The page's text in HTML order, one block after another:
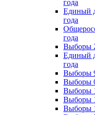
года
Единый
года
года
Выборы
Единый
года
Выборы
Выборы
Выборы
Выборы
Выборы